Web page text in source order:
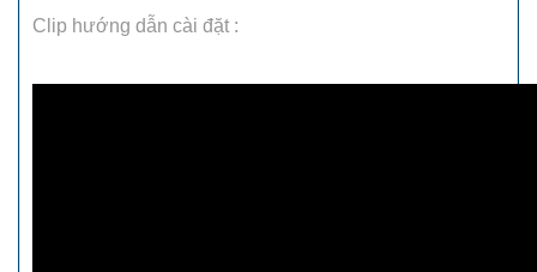
Clip hướng dẫn cài đặt :